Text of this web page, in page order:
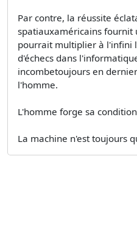
Par contre, la réussite
spatiauxaméricains fournit
pourrait multiplier à l'infini
d'échecs dans
incombetoujours en
l'homme.
L'homme forge sa
La machine n'est toujours